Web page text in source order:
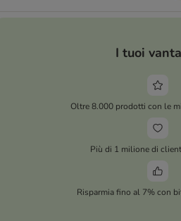
I tuoi
Oltre 8.000 prodotti con le
Più di 1 milione di
Risparmia fino al 7% con